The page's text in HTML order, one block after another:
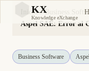
KX
Knowledge eXchange
Inicio
Business
Business Software